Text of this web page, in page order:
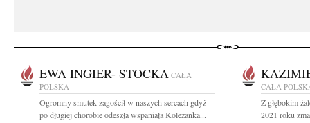
EWA INGIER- STOCKA CAŁA
POLSKA
Ogromny smutek zagościł w naszych sercach gdyż
po długiej chorobie odeszła wspaniała Koleżanka...
CAŁA
Z głębokim
2021 roku